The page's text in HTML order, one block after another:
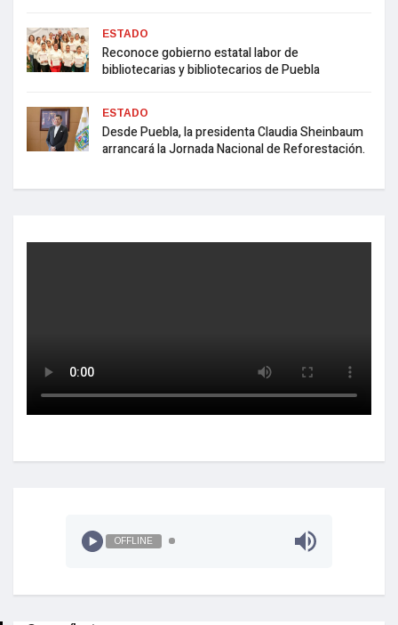
ESTADO
Reconoce gobierno estatal labor de
bibliotecarias y bibliotecarios de Puebla
ESTADO
Desde Puebla, la presidenta Claudia Sheinbaum
arrancará la Jornada Nacional de Reforestación.
OFFLINE